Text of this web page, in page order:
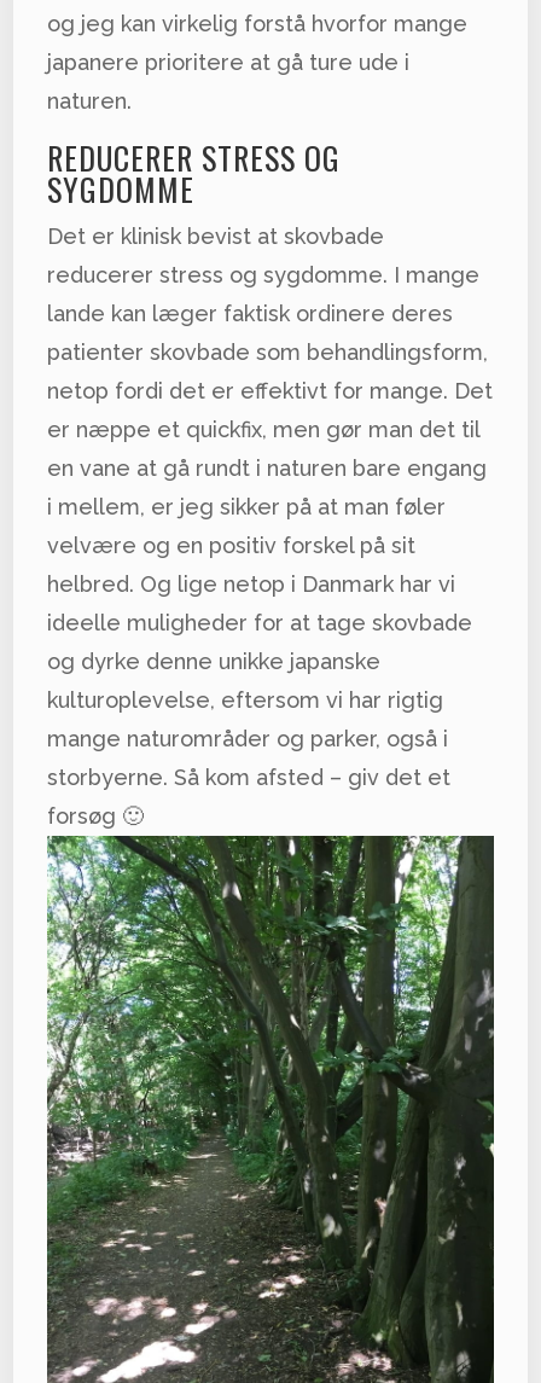
og jeg kan virkelig forstå hvorfor mange
japanere prioritere at gå ture ude i
naturen.
REDUCERER STRESS OG
SYGDOMME
Det er klinisk bevist at skovbade
reducerer stress og sygdomme. I mange
lande kan læger faktisk ordinere deres
patienter skovbade som behandlingsform,
netop fordi det er effektivt for mange. Det
er næppe et quickfix, men gør man det til
en vane at gå rundt i naturen bare engang
i mellem, er jeg sikker på at man føler
velvære og en positiv forskel på sit
helbred. Og lige netop i Danmark har vi
ideelle muligheder for at tage skovbade
og dyrke denne unikke japanske
kulturoplevelse, eftersom vi har rigtig
mange naturområder og parker, også i
storbyerne. Så kom afsted – giv det et
forsøg 🙂